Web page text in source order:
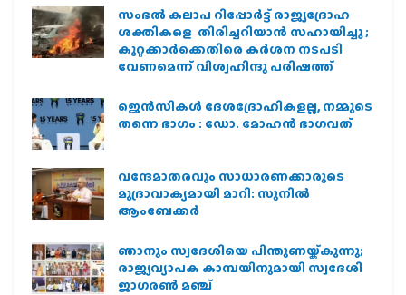
സംഭൽ കലാപ റിപ്പോർട്ട് രാജ്യദ്രോഹ
ശക്തികളെ തിരിച്ചറിയാൻ സഹായിച്ചു ;
കുറ്റക്കാർക്കെതിരെ കർശന നടപടി
വേണമെന്ന് വിശ്വഹിന്ദു പരിഷത്ത്
ജെന്‍സികള്‍ ദേശദ്രോഹികളല്ല, നമ്മുടെ
തന്നെ ഭാഗം : ഡോ. മോഹന്‍ ഭാഗവത്
വന്ദേമാതരവും സാധാരണക്കാരുടെ
മുദ്രാവാക്യമായി മാറി: സുനിൽ
ആംബേക്കർ
ഞാനും സ്വദേശിയെ പിന്തുണയ്ക്കുന്നു;
രാജ്യവ്യാപക കാമ്പയിനുമായി സ്വദേശി
ജാഗരണ്‍ മഞ്ച്